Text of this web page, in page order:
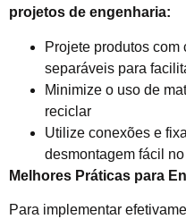
projetos de engenharia:
Projete produtos
separáveis para
Minimize o uso de
reciclar
Utilize conexões e
desmontagem fácil
Melhores Práticas para
Para implementar